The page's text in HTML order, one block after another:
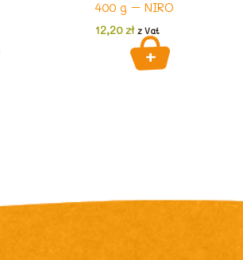
400 g – NIRO
12,20zł z Vat